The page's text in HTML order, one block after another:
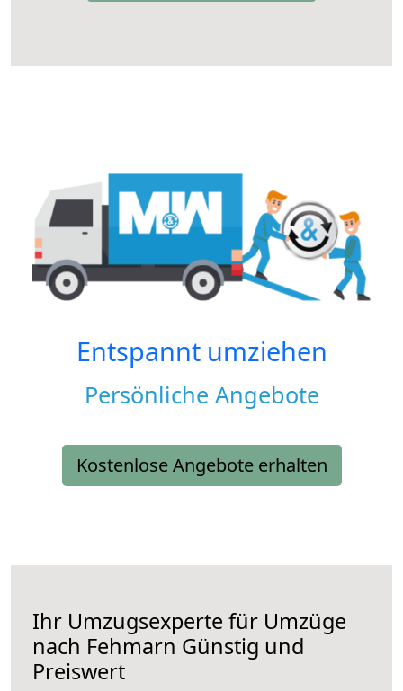
Entspannt umziehen
Persönliche Angebote
Kostenlose Angebote erhalten
Ihr Umzugsexperte für Umzüge
nach Fehmarn Günstig und
Preiswert